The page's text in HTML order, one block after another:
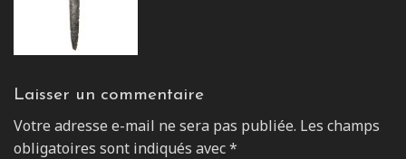
Laisser un commentaire
Votre adresse e-mail ne sera pas publiée. Les champs
obligatoires sont indiqués avec*